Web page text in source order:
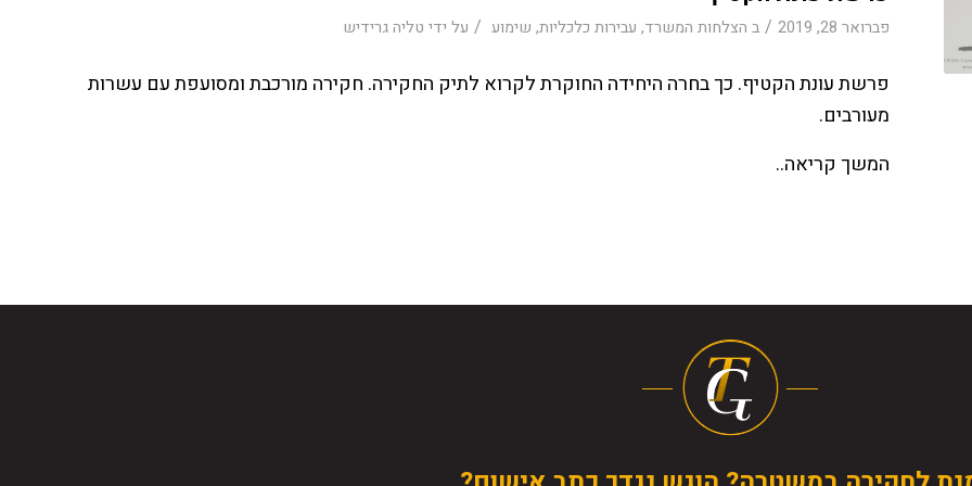
פברואר 28, 2019 / ב הצלחות המשרד, עבירות כלכליות, שימוע / על ידי טליה גרידיש
פרשת עונת הקטיף. כך בחרה היחידה החוקרת לקרוא לתיק החקירה. חקירה מורכבת ומסועפת עם עשרות
מעורבים.
המשך קריאה..